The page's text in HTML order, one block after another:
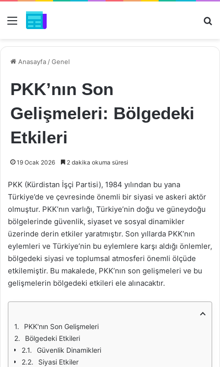
Menü
Anasayfa /Genel
PKK’nın Son
Gelişmeleri: Bölgedeki
Etkileri
19 Ocak 2026 2 dakika okuma süresi
PKK (Kürdistan İşçi Partisi), 1984 yılından bu yana
Türkiye’de ve çevresinde önemli bir siyasi ve askeri aktör
olmuştur. PKK’nın varlığı, Türkiye’nin doğu ve güneydoğu
bölgelerinde güvenlik, siyaset ve sosyal dinamikler
üzerinde derin etkiler yaratmıştır. Son yıllarda PKK’nın
eylemleri ve Türkiye’nin bu eylemlere karşı aldığı önlemler,
bölgedeki siyasi ve toplumsal atmosferi önemli ölçüde
etkilemiştir. Bu makalede, PKK’nın son gelişmeleri ve bu
gelişmelerin bölgedeki etkileri ele alınacaktır.
PKK'nın Son Gelişmeleri
Bölgedeki Etkileri
Güvenlik Dinamikleri
Siyasi Etkiler